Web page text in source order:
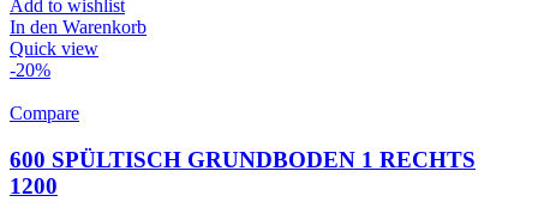
war:
€ 690,00
Add to wishlist
In den Warenkorb
Quick view
-20%
Compare
600 SPÜLTISCH GRUNDBODEN 1 RECHTS
1200